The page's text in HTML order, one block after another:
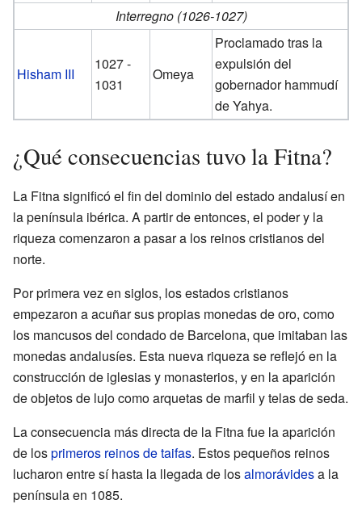
Interregno (1026-1027)
Hisham III
1027 -
1031
Omeya
Proclamado tras la
expulsión del
gobernador hammudí
de Yahya.
¿Qué consecuencias tuvo la Fitna?
La Fitna significó el fin del dominio del estado andalusí en
la península ibérica. A partir de entonces, el poder y la
riqueza comenzaron a pasar a los reinos cristianos del
norte.
Por primera vez en siglos, los estados cristianos
empezaron a acuñar sus propias monedas de oro, como
los mancusos del condado de Barcelona, que imitaban las
monedas andalusíes. Esta nueva riqueza se reflejó en la
construcción de iglesias y monasterios, y en la aparición
de objetos de lujo como arquetas de marfil y telas de seda.
La consecuencia más directa de la Fitna fue la aparición
de losprimeros reinos de taifas. Estos pequeños reinos
lucharon entre sí hasta la llegada de losalmorávidesa la
península en 1085.